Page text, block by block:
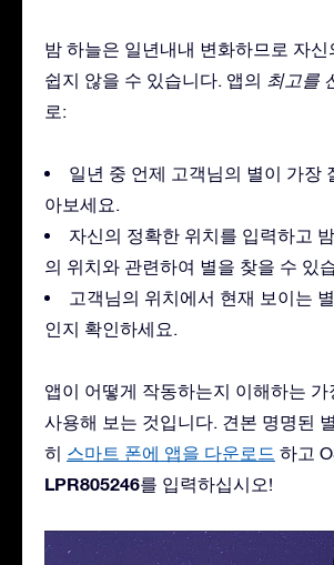
밤 하늘은 일년내내 변화하므로 자
쉽지 않을 수 있습니다. 앱의 최고를
로:
일년 중 언제 고객님의 별이 가장
아보세요.
자신의 정확한 위치를 입력하고
의 위치와 관련하여 별을 찾을 수 있
고객님의 위치에서 현재 보이는
인지 확인하세요.
앱이 어떻게 작동하는지 이해하는 가
사용해 보는 것입니다. 견본 명명된
히 스마트 폰에 앱을 다운로드 하고
LPR805246를 입력하십시오!